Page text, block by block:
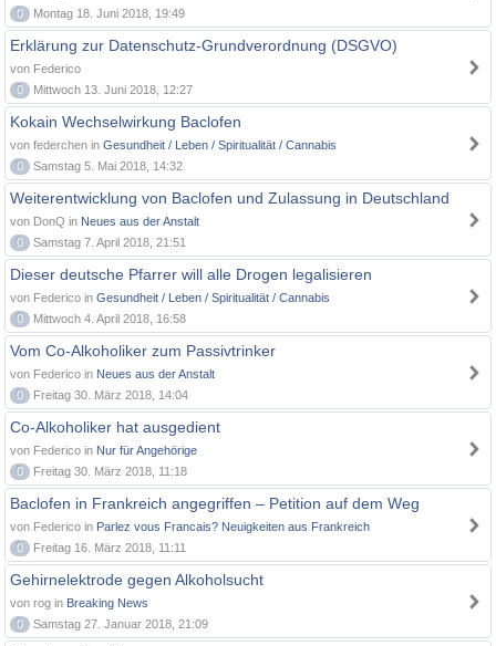
0
Montag 18. Juni 2018, 19:49
Erklärung zur Datenschutz-Grundverordnung (DSGVO)
von Federico
0
Mittwoch 13. Juni 2018, 12:27
Kokain Wechselwirkung Baclofen
von federchen in Gesundheit / Leben / Spiritualität / Cannabis
0
Samstag 5. Mai 2018, 14:32
Weiterentwicklung von Baclofen und Zulassung in Deutschland
von DonQ in Neues aus der Anstalt
0
Samstag 7. April 2018, 21:51
Dieser deutsche Pfarrer will alle Drogen legalisieren
von Federico in Gesundheit / Leben / Spiritualität / Cannabis
0
Mittwoch 4. April 2018, 16:58
Vom Co-Alkoholiker zum Passivtrinker
von Federico in Neues aus der Anstalt
0
Freitag 30. März 2018, 14:04
Co-Alkoholiker hat ausgedient
von Federico in Nur für Angehörige
0
Freitag 30. März 2018, 11:18
Baclofen in Frankreich angegriffen – Petition auf dem Weg
von Federico in Parlez vous Francais? Neuigkeiten aus Frankreich
0
Freitag 16. März 2018, 11:11
Gehirnelektrode gegen Alkoholsucht
von rog in Breaking News
0
Samstag 27. Januar 2018, 21:09